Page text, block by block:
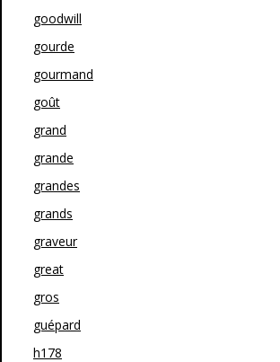
goodwill
gourde
gourmand
goût
grand
grande
grandes
grands
graveur
great
gros
guépard
h178